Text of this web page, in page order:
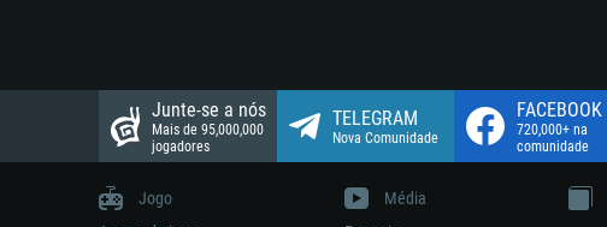
Junte-se a nós
Mais de 95,000,000
jogadores
TELEGRAM
Nova Comunidade
FACEBOOK
720,000+ na
comunidade
Jogo
Média